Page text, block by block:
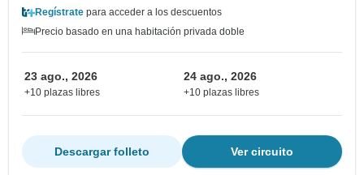
Regístrate para acceder a los descuentos
Precio basado en una habitación privada doble
23 ago., 2026
+10 plazas libres
24 ago., 2026
+10 plazas libres
Ver circuito
Descargar folleto